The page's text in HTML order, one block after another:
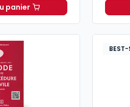
panier
Mémento Social 2026 à 209,00 €
BEST-